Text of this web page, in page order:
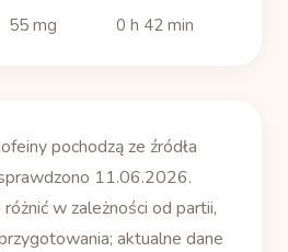
55 mg 0 h 42 min
pochodzą ze źródła
11.06.2026.
w zależności od partii,
aktualne dane